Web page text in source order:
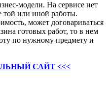
модели. На сервисе нет
той или иной работы.
может договариваться
готовых работ, то в нем
по нужному предмету и
САЙТ <<<